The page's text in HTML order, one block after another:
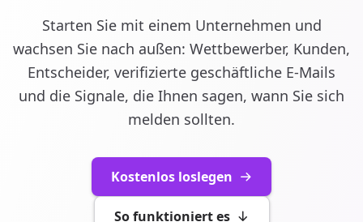
Starten Sie mit einem Unternehmen und
wachsen Sie nach außen: Wettbewerber, Kunden,
Entscheider, verifizierte geschäftliche E-Mails
und die Signale, die Ihnen sagen, wann Sie sich
melden sollten.
Kostenlos loslegen
So funktioniert es